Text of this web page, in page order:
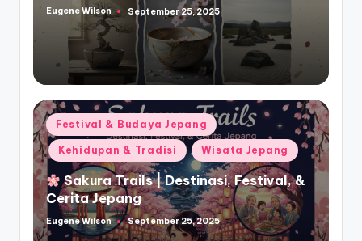
Posted
Eugene Wilson September 25, 2025
Posted
in
Festival & Budaya Jepang
Kehidupan & Tradisi Wisata Jepang
Sakura Trails | Destinasi, Festival, &
Cerita Jepang
Posted
by
Eugene Wilson September 25, 2025